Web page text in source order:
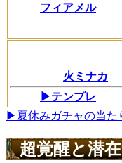
フィアメル
火ミナカ
▶テンプレ
▶夏休みガチャの当た
超覚醒と潜